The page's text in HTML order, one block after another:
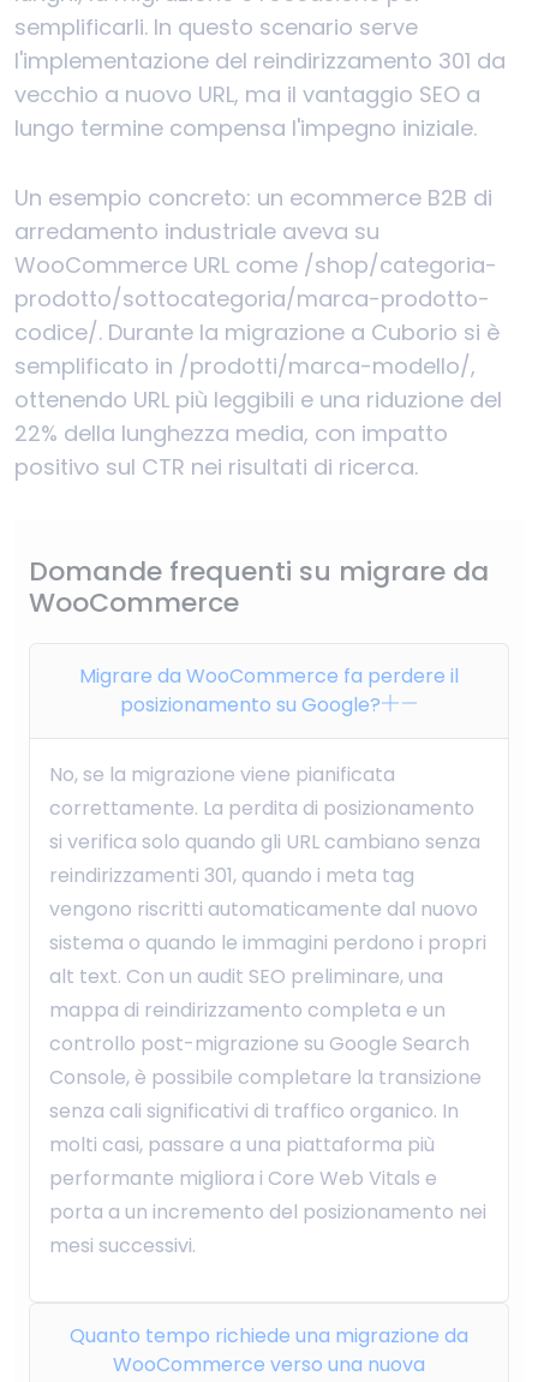
semplificarli. In questo scenario serve
l'implementazione del reindirizzamento 301 da
vecchio a nuovo URL, ma il vantaggio SEO a
lungo termine compensa l'impegno iniziale.
Un esempio concreto: un ecommerce B2B di
arredamento industriale aveva su
WooCommerce URL come /shop/categoria-
prodotto/sottocategoria/marca-prodotto-
codice/. Durante la migrazione a Cuborio si è
semplificato in /prodotti/marca-modello/,
ottenendo URL più leggibili e una riduzione del
22% della lunghezza media, con impatto
positivo sul CTR nei risultati di ricerca.
Domande frequenti su migrare da
WooCommerce
Migrare da WooCommerce fa perdere il
posizionamento su Google?
No, se la migrazione viene pianificata
correttamente. La perdita di posizionamento
si verifica solo quando gli URL cambiano senza
reindirizzamenti 301, quando i meta tag
vengono riscritti automaticamente dal nuovo
sistema o quando le immagini perdono i propri
alt text. Con un audit SEO preliminare, una
mappa di reindirizzamento completa e un
controllo post-migrazione su Google Search
Console, è possibile completare la transizione
senza cali significativi di traffico organico. In
molti casi, passare a una piattaforma più
performante migliora i Core Web Vitals e
porta a un incremento del posizionamento nei
mesi successivi.
Quanto tempo richiede una migrazione da
WooCommerce verso una nuova